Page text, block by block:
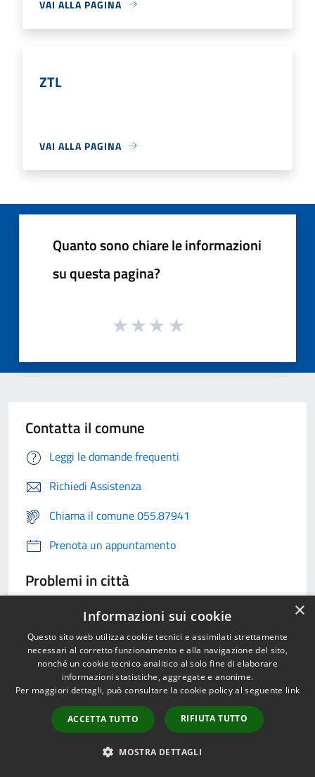
VAI ALLA PAGINA
ZTL
VAI ALLA PAGINA
Quanto sono chiare le informazioni
su questa pagina?
Contatta il comune
Leggi le domande frequenti
Richiedi Assistenza
Chiama il comune 055.87941
Prenota un appuntamento
Problemi in città
Segnala disservizio ×
Informazioni sui cookie
Questo sito web utilizza cookie tecnici e assimilati strettamente
necessari al corretto funzionamento e alla navigazione del sito,
nonché un cookie tecnico analitico al solo fine di elaborare
informazioni statistiche, aggregate e anonime.
Per maggiori dettagli, può consultare la cookie policy al seguente link
ACCETTA TUTTO RIFIUTA TUTTO
MOSTRA DETTAGLI